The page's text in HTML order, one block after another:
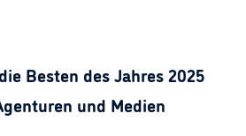
Besten des Jahres 2025
und Medien